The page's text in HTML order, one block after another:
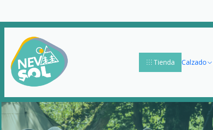
Tienda Calzado